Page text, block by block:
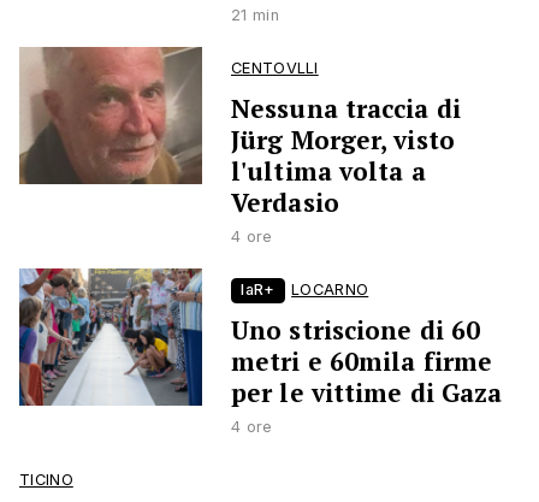
21 min
CENTOVLLI
Nessuna traccia di
Jürg Morger, visto
l'ultima volta a
Verdasio
4 ore
laR+ LOCARNO
Uno striscione di 60
metri e 60mila firme
per le vittime di Gaza
4 ore
TICINO